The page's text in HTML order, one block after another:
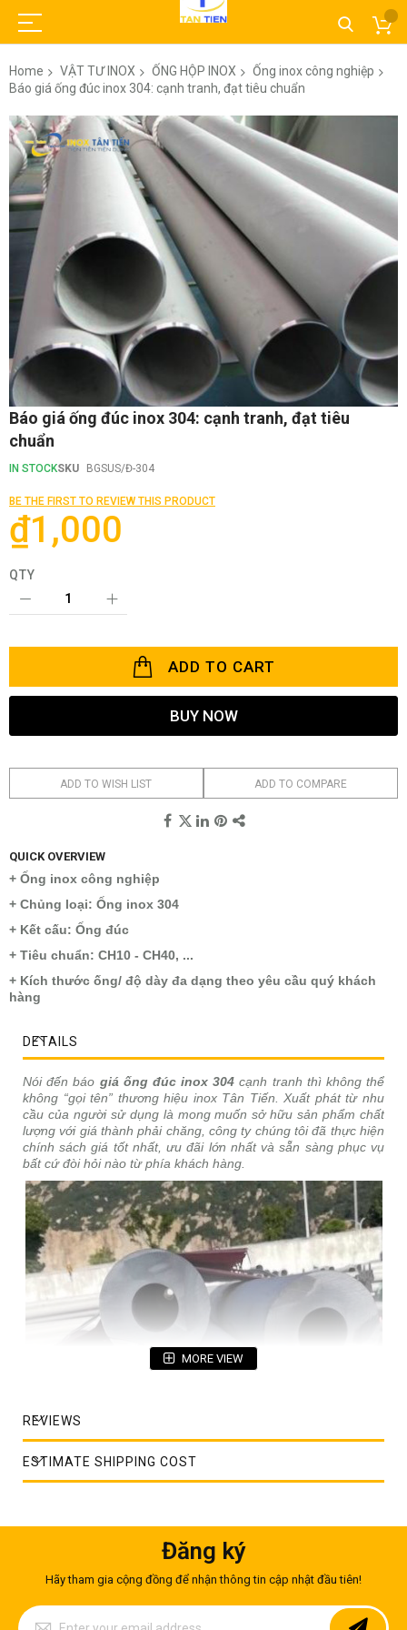
Home VẬT TƯ INOX ỐNG HỘP INOX
Ống inox công nghiệp
Báo giá ống đúc inox 304: cạnh tranh, đạt tiêu chuẩn
Skip
to
the
end
of
the
images
gallery
Skip
the
of
images
gallery
Báo giá ống đúc inox 304: cạnh tranh, đạt tiêu
chuẩn
IN STOCKSKU BGSUS/Đ-304
BE THE FIRST TO REVIEW THIS PRODUCT
₫1,000
QTY
ADD TO CART
BUY NOW
ADD TO WISH LIST ADD TO COMPARE
QUICK OVERVIEW
+ Ống inox công nghiệp
+ Chủng loại: Ống inox 304
+ Kết cấu: Ống đúc
+ Tiêu chuẩn: CH10 - CH40, ...
+ Kích thước ống/ độ dày đa dạng theo yêu cầu quý khách
hàng
DETAILS
Nói đến báo giá ống đúc inox 304 cạnh tranh thì không thể
không “gọi tên” thương hiệu inox Tân Tiến. Xuất phát từ nhu
cầu của người sử dụng là mong muốn sở hữu sản phẩm chất
lượng với giá thành phải chăng, công ty chúng tôi đã thực hiện
chính sách giá tốt nhất, ưu đãi lớn nhất và sẵn sàng phục vụ
bất cứ đòi hỏi nào từ phía khách hàng.
Ống đúc inox 304
MORE VIEW
REVIEWS
ESTIMATE SHIPPING COST
Đăng ký
Hãy tham gia cộng đồng để nhận thông tin cập nhật đầu tiên!
Sign